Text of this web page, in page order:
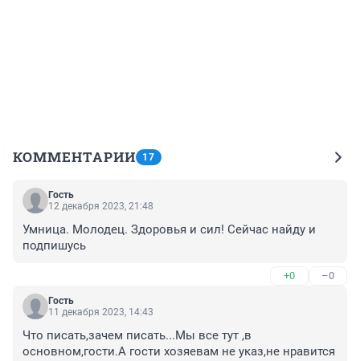
КОММЕНТАРИИ 17
Гость
12 декабря 2023, 21:48
Умница. Молодец. Здоровья и сил! Сейчас найду и
подпишусь
+0 –0
Гость
11 декабря 2023, 14:43
Что писать,зачем писать...Мы все тут ,в
основном,гости.А гости хозяевам не указ,не нравится